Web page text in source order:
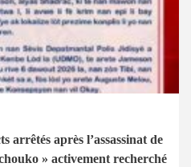
arrêtés après l’assassinat de
» activement recherché